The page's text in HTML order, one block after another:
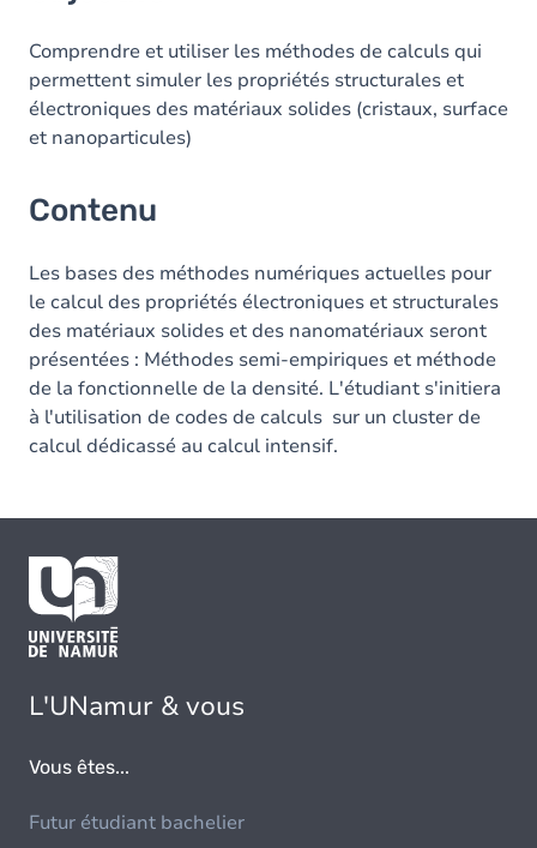
Comprendre et utiliser les méthodes de calculs qui
permettent simuler les propriétés structurales et
électroniques des matériaux solides (cristaux, surface
et nanoparticules)
Contenu
Les bases des méthodes numériques actuelles pour
le calcul des propriétés électroniques et structurales
des matériaux solides et des nanomatériaux seront
présentées : Méthodes semi-empiriques et méthode
de la fonctionnelle de la densité. L'étudiant s'initiera
à l'utilisation de codes de calculs sur un cluster de
calcul dédicassé au calcul intensif.
L'UNamur & vous
Vous êtes...
Futur étudiant bachelier